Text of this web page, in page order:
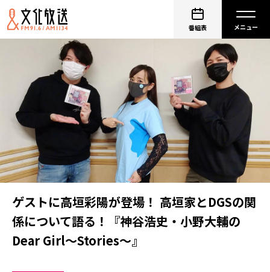
番組表
ゲストに高垣彩陽が登場！ 高垣家とDGSの関
係について語る！『神谷浩史・小野大輔の
Dear Girl～Stories～』